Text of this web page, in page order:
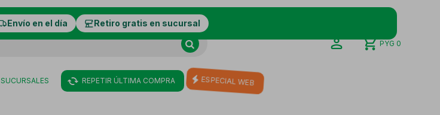
Envío en el día Retiro gratis en sucursal
SUCURSALES REPETIR ÚLTIMA COMPRA ESPECIAL WEB
PYG 0